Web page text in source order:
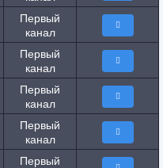
Первый
канал
Первый
канал
Первый
канал
Первый
канал
Первый